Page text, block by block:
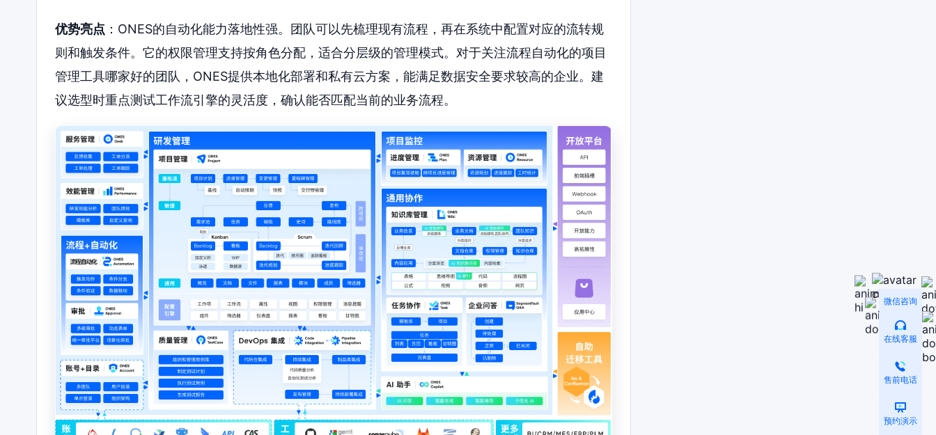
优势亮点 ：ONES的自动化能力落地性强。团队可以先梳理现有流程，再在系统中配置对应的流转规
则和触发条件。它的权限管理支持按角色分配，适合分层级的管理模式。对于关注流程自动化的项目
管理工具哪家好的团队，ONES提供本地化部署和私有云方案，能满足数据安全要求较高的企业。建
议选型时重点测试工作流引擎的灵活度，确认能否匹配当前的业务流程。
微信咨询
在线客服
售前电话
预约演示